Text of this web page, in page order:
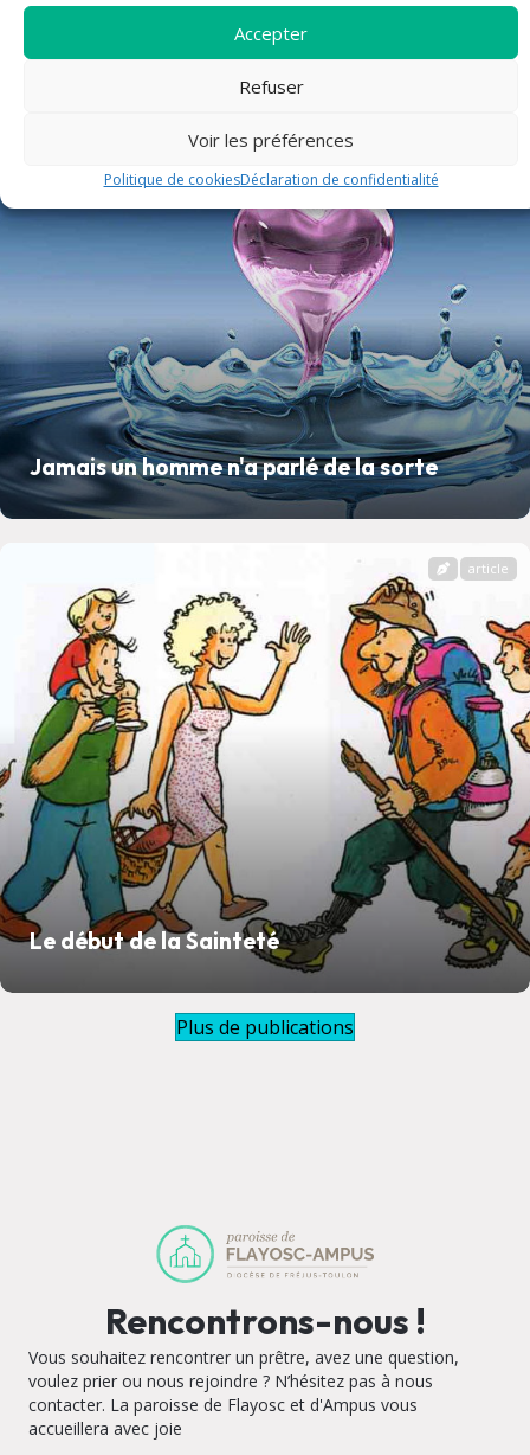
Accepter
Refuser
Voir les préférences
Politique de cookiesDéclaration de confidentialité
Jamais un homme n'a parlé de la sorte
Le début de la Sainteté
article
Plus de publications
Rencontrons-nous !
Vous souhaitez rencontrer un prêtre, avez une question,
voulez prier ou nous rejoindre ? N’hésitez pas à nous
contacter. La paroisse de Flayosc et d'Ampus vous
accueillera avec joie